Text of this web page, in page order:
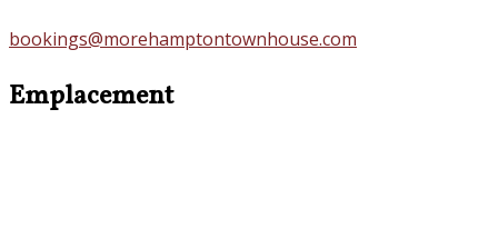
bookings@morehamptontownhouse.com
Emplacement